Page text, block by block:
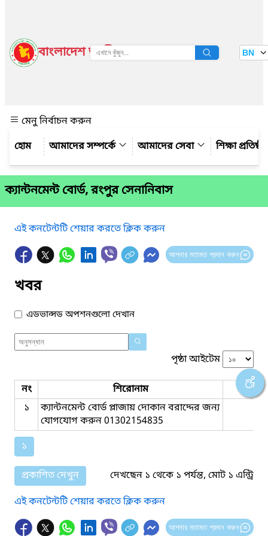
বাংলাদেশ জাতীয় তথ্য বাতায়ন BN
মেনু নির্বাচন করুন
আমাদের সম্পর্কে
আমাদের সেবা শিক্ষা
ক্যান্টনমেন্ট বোর্ড, রংপুর সেনানিবাস
এই কনটেন্টটি শেয়ার করতে ক্লিক করুন
আপনার মতামত প্রদান করুন
খবর
এডভান্সড অপশনগুলো দেখান
পৃষ্ঠা আইটেম
নং শিরোনাম
ফাইল
১
ক্যান্টনমেন্ট বোর্ড প্লাজায় দোকান বরাদ্দের জন্য
যোগযোগ করুন 01302154835
১
প্রকাশিত দেখুন
দেখছেন ১ থেকে ১ পর্যন্ত, মোট ১ এন্ট্রি
এই কনটেন্টটি শেয়ার করতে ক্লিক করুন
আপনার মতামত প্রদান করুন